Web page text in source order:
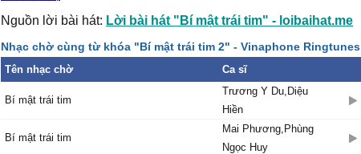
Muốn nói với anh yêu mình anh
Sẽ nói với anh yêu thật nhiều
Biết nói với anh yêu làm sao
em là con gái không dám nói đâu.
Muốn nói với em yêu mình em
Biết nói với em yêu làm sao
Nguồn lời bài hát: Lời bài hát "Bí mật trái tim" - loibaihat.me
Nhạc chờ cùng từ khóa "Bí mật trái tim 2" - Vinaphone Ringtunes
Tên nhạc chờ Ca sĩ
Bí mật trái tim
Trương Y Du,Diệu
Hiền
Bí mật trái tim
Mai Phương,Phùng
Ngọc Huy